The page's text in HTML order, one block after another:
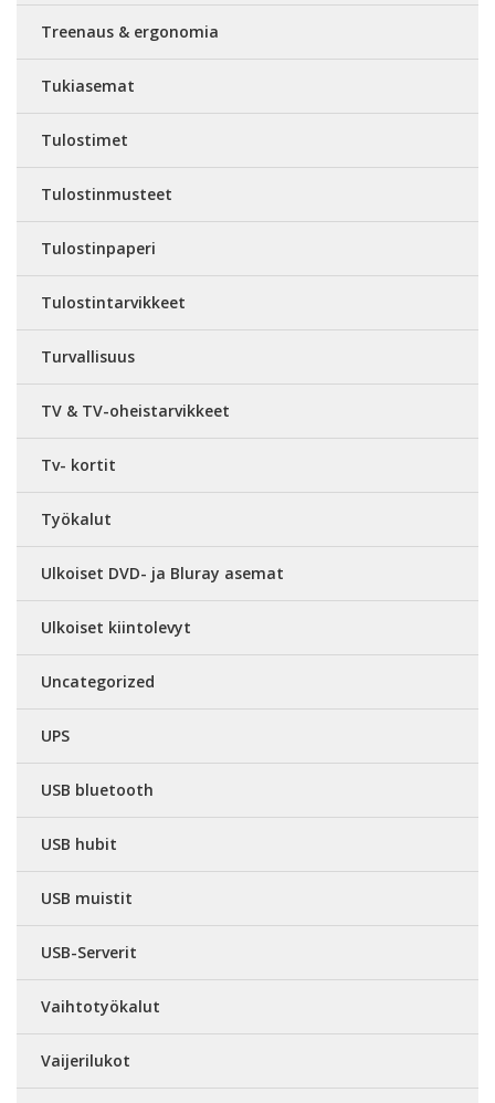
Treenaus & ergonomia
Tukiasemat
Tulostimet
Tulostinmusteet
Tulostinpaperi
Tulostintarvikkeet
Turvallisuus
TV & TV-oheistarvikkeet
Tv- kortit
Työkalut
Ulkoiset DVD- ja Bluray asemat
Ulkoiset kiintolevyt
Uncategorized
UPS
USB bluetooth
USB hubit
USB muistit
USB-Serverit
Vaihtotyökalut
Vaijerilukot